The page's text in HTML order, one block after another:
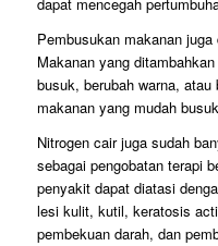
Pembusukan makanan
Makanan yang
busuk, berubah warna,
makanan yang mudah
Nitrogen cair juga sudah
sebagai pengobatan terapi
penyakit dapat diatasi
lesi kulit, kutil, keratosis
pembekuan darah, dan